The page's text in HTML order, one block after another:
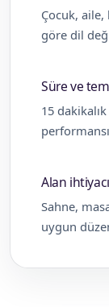
Çocuk,
göre dil
Süre ve
15
Alan ihtiyacı
Sahne,
uygun